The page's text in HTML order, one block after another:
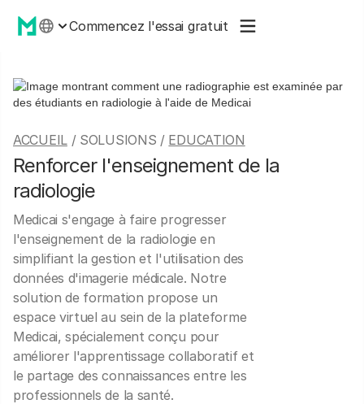
Commencez l'essai gratuit
ACCUEIL/ SOLUSIONS / EDUCATION
Renforcer l'enseignement de la
radiologie
Medicai s'engage à faire progresser
l'enseignement de la radiologie en
simplifiant la gestion et l'utilisation des
données d'imagerie médicale. Notre
solution de formation propose un
espace virtuel au sein de la plateforme
Medicai, spécialement conçu pour
améliorer l'apprentissage collaboratif et
le partage des connaissances entre les
professionnels de la santé.